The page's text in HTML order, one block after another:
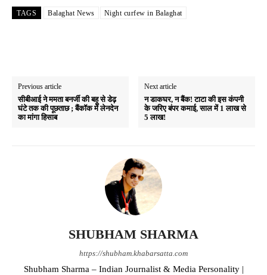
TAGS Balaghat News Night curfew in Balaghat
Previous article
सीबीआई ने ममता बनर्जी की बहू से डेढ़
घंटे तक की पूछताछ ; बैंकॉक में लेनदेन
का मांगा हिसाब
Next article
न डाकघर, न बैंक! टाटा की इस कंपनी
के जरिए बंपर कमाई, साल में 1 लाख से
5 लाख!
SHUBHAM SHARMA
https://shubham.khabarsatta.com
Shubham Sharma – Indian Journalist & Media Personality |